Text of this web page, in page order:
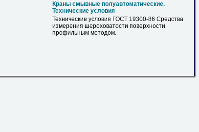
Краны смывные полуавтоматические.
Технические условия
Технические условия ГОСТ 19300-86 Средства
измерения шероховатости поверхности
профильным методом.